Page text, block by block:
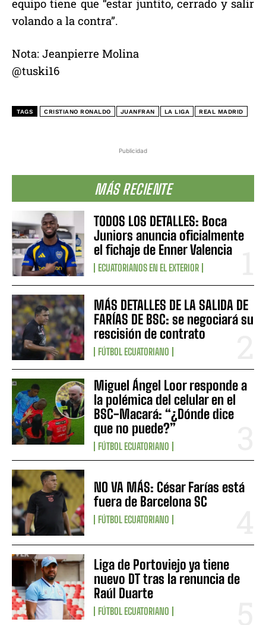
Publicidad
MÁS RECIENTE
TODOS LOS DETALLES: Boca
Juniors anuncia oficialmente
el fichaje de Enner Valencia
ECUATORIANOS EN EL EXTERIOR
MÁS DETALLES DE LA SALIDA DE
FARÍAS DE BSC: se negociará su
rescisión de contrato
FÚTBOL ECUATORIANO
Miguel Ángel Loor responde a
la polémica del celular en el
BSC-Macará: “¿Dónde dice
que no puede?”
FÚTBOL ECUATORIANO
NO VA MÁS: César Farías está
fuera de Barcelona SC
FÚTBOL ECUATORIANO
Liga de Portoviejo ya tiene
nuevo DT tras la renuncia de
Raúl Duarte
FÚTBOL ECUATORIANO
equipo tiene que “estar juntito, cerrado y salir
volando a la contra”.
Nota: Jeanpierre Molina
@tuski16
TAGS CRISTIANO RONALDO JUANFRAN LA LIGA REAL MADRID